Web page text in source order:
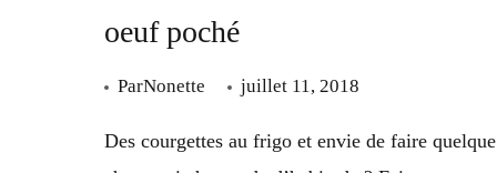
oeuf poché
ParNonette juillet 11, 2018
Des courgettes au frigo et envie de faire quelque